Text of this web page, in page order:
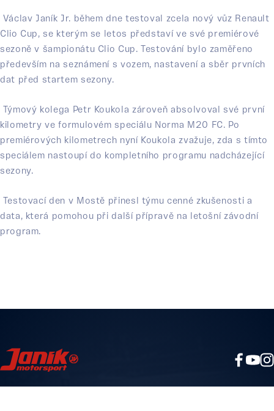
Václav Janík Jr. během dne testoval zcela nový vůz Renault
Clio Cup, se kterým se letos představí ve své premiérové
sezoně v šampionátu Clio Cup. Testování bylo zaměřeno
především na seznámení s vozem, nastavení a sběr prvních
dat před startem sezony.
Týmový kolega Petr Koukola zároveň absolvoval své první
kilometry ve formulovém speciálu Norma M20 FC. Po
premiérových kilometrech nyní Koukola zvažuje, zda s tímto
speciálem nastoupí do kompletního programu nadcházející
sezony.
Testovací den v Mostě přinesl týmu cenné zkušenosti a
data, která pomohou při další přípravě na letošní závodní
program.